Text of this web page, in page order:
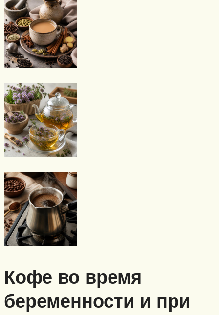
Кофе во время
беременности и при